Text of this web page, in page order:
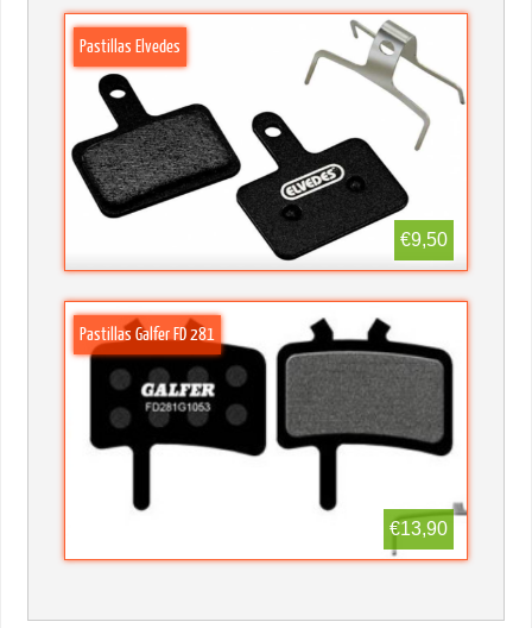
Pastillas Elvedes
€9,50
Pastillas Galfer FD 281
€13,90